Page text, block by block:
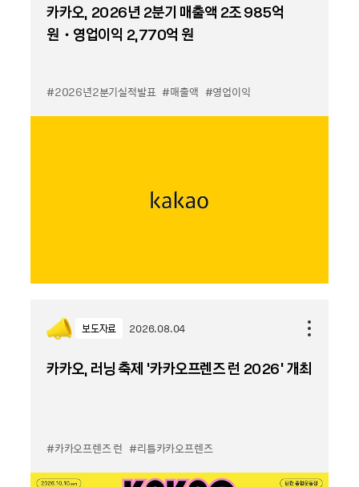
카카오, 2026년 2분기 매출액 2조 985억
원・영업이익 2,770억 원
#2026년2분기실적발표 #매출액 #영업이익
보도자료 2026.08.04
카카오, 러닝 축제 '카카오프렌즈 런 2026' 개최
#카카오프렌즈 런 #리틀카카오프렌즈